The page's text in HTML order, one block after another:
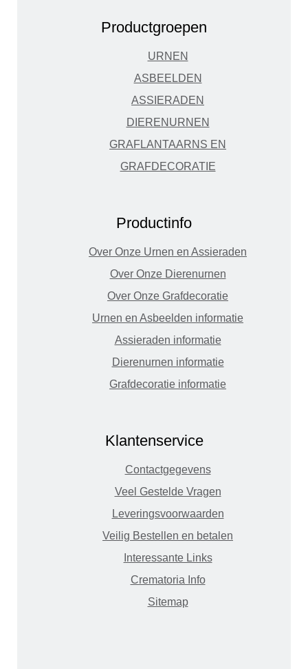
Productgroepen
URNEN
ASBEELDEN
ASSIERADEN
DIERENURNEN
GRAFLANTAARNS EN
GRAFDECORATIE
Productinfo
Over Onze Urnen en Assieraden
Over Onze Dierenurnen
Over Onze Grafdecoratie
Urnen en Asbeelden informatie
Assieraden informatie
Dierenurnen informatie
Grafdecoratie informatie
Klantenservice
Contactgegevens
Veel Gestelde Vragen
Leveringsvoorwaarden
Veilig Bestellen en betalen
Interessante Links
Crematoria Info
Sitemap